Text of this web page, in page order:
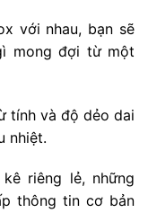
với nhau, bạn sẽ
mong đợi từ một
tính và độ dẻo dai
nhiệt.
riêng lẻ, những
thông tin cơ bản